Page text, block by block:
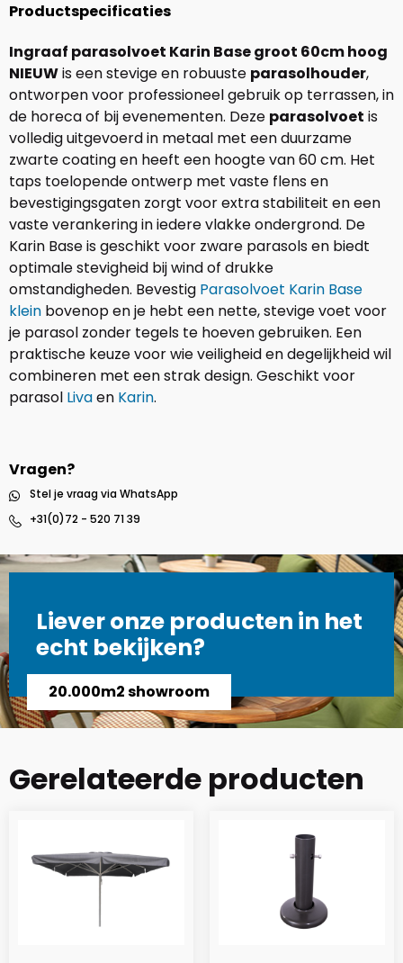
Productspecificaties
Ingraaf parasolvoet Karin Base groot 60cm hoog
NIEUWis een stevige en robuuste parasolhouder,
ontworpen voor professioneel gebruik op terrassen, in
de horeca of bij evenementen. Deze parasolvoet is
volledig uitgevoerd in metaal met een duurzame
zwarte coating en heeft een hoogte van 60 cm. Het
taps toelopende ontwerp met vaste flens en
bevestigingsgaten zorgt voor extra stabiliteit en een
vaste verankering in iedere vlakke ondergrond. De
Karin Base is geschikt voor zware parasols en biedt
optimale stevigheid bij wind of drukke
omstandigheden. Bevestig Parasolvoet Karin Base
klein bovenop en je hebt een nette, stevige voet voor
je parasol zonder tegels te hoeven gebruiken. Een
praktische keuze voor wie veiligheid en degelijkheid wil
combineren met een strak design. Geschikt voor
parasol Livaen Karin.
Vragen?
Stel je vraag via WhatsApp
+31(0)72 - 520 71 39
Liever onze producten in het
echt bekijken?
20.000m2 showroom
Gerelateerde producten